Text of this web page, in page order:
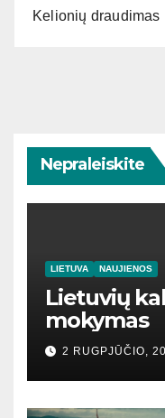
Kelionių draudimas
Nepraleiskite
LIETUVA NAUJIENOS
Lietuvių
mokymas
2 RUGPJŪČIO,